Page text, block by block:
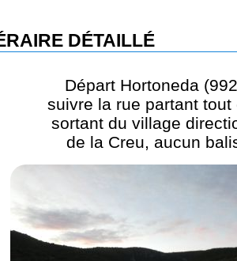
DÉTAILLÉ
Départ Hortoneda
suivre la rue partant tout
sortant du village
de la Creu, aucun